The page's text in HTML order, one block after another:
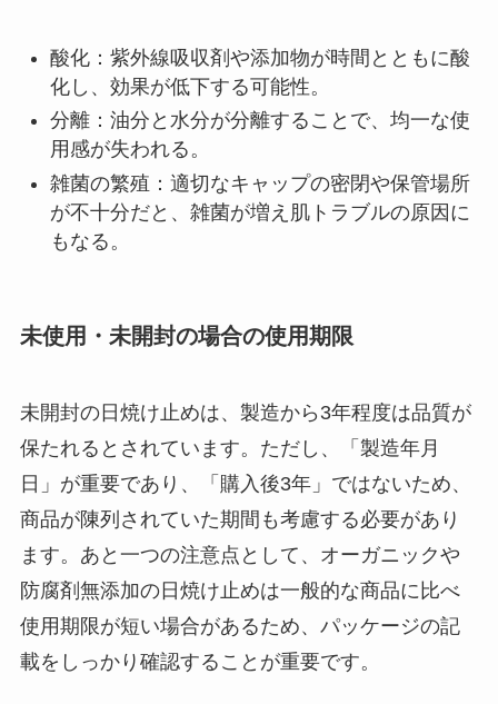
酸化：紫外線吸収剤や添加物が時間とともに酸
化し、効果が低下する可能性。
分離：油分と水分が分離することで、均一な使
用感が失われる。
雑菌の繁殖：適切なキャップの密閉や保管場所
が不十分だと、雑菌が増え肌トラブルの原因に
もなる。
未使用・未開封の場合の使用期限
未開封の日焼け止めは、製造から3年程度は品質が
保たれるとされています。ただし、「製造年月
日」が重要であり、「購入後3年」ではないため、
商品が陳列されていた期間も考慮する必要があり
ます。あと一つの注意点として、オーガニックや
防腐剤無添加の日焼け止めは一般的な商品に比べ
使用期限が短い場合があるため、パッケージの記
載をしっかり確認することが重要です。